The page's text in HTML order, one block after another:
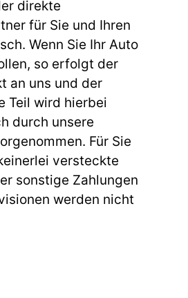
direkte
für Sie und Ihren
Wenn Sie Ihr Auto
so erfolgt der
an uns und der
Teil wird hierbei
durch unsere
Für Sie
versteckte
sonstige Zahlungen
werden nicht